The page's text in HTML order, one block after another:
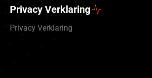
Privacy Verklaring
Privacy Verklaring